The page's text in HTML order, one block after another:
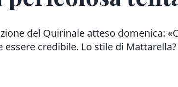
del Quirinale atteso domenica:
credibile. Lo stile di Mattarella?